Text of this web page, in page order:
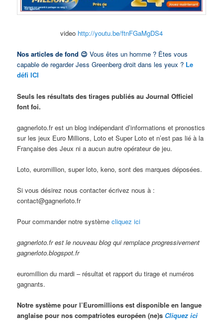
video http://youtu.be/ftnFGaMgDS4
Nos articles de fond 😉 Vous êtes un homme ? Êtes vous
capable de regarder Jess Greenberg droit dans les yeux ? Le
défi ICI
Seuls les résultats des tirages publiés au Journal Officiel
font foi.
gagnerloto.fr est un blog indépendant d’informations et pronostics
sur les jeux Euro Millions, Loto et Super Loto et n’est pas lié à la
Française des Jeux ni a aucun autre opérateur de jeu.
Loto, euromillion, super loto, keno, sont des marques déposées.
Si vous désirez nous contacter écrivez nous à :
contact@gagnerloto.fr
Pour commander notre systèmecliquez ici
gagnerloto.fr est le nouveau blog qui remplace progressivement
gagnerloto.blogspot.fr
euromillion du mardi – résultat et rapport du tirage et numéros
gagnants.
Notre système pour l’Euromillions est disponible en langue
anglaise pour nos compatriotes européen (ne)s Cliquez ici